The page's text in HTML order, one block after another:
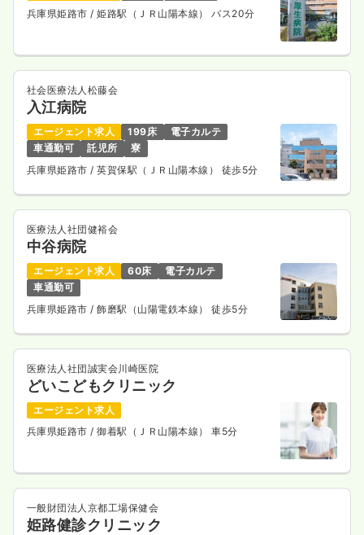
兵庫県姫路市/ 姫路駅（ＪＲ山陽本線） バス20分
社会医療法人松藤会
入江病院
エージェント求人 199床
電子カルテ
車通勤可
託児所
寮
兵庫県姫路市 / 英賀保駅（ＪＲ山陽本線） 徒歩5分
医療法人社団健裕会
中谷病院
エージェント求人 60床
電子カルテ
車通勤可
兵庫県姫路市 / 飾磨駅（山陽電鉄本線） 徒歩5分
医療法人社団誠実会川崎医院
どいこどもクリニック
エージェント求人
兵庫県姫路市/ 御着駅（ＪＲ山陽本線） 車5分
一般財団法人京都工場保健会
姫路健診クリニック